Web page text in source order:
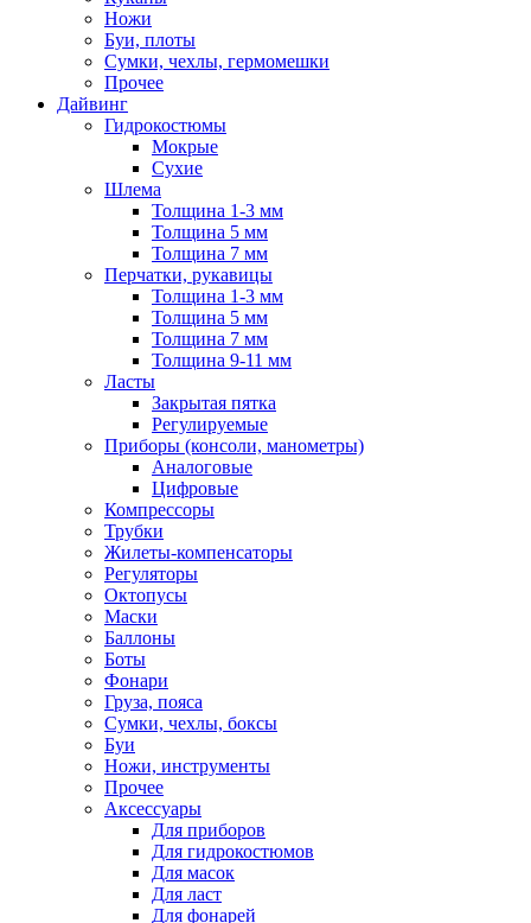
Ножи
Буи, плоты
Сумки, чехлы, гермомешки
Прочее
Дайвинг
Гидрокостюмы
Мокрые
Сухие
Шлема
Толщина 1-3 мм
Толщина 5 мм
Толщина 7 мм
Перчатки, рукавицы
Толщина 1-3 мм
Толщина 5 мм
Толщина 7 мм
Толщина 9-11 мм
Ласты
Закрытая пятка
Регулируемые
Приборы (консоли, манометры)
Аналоговые
Цифровые
Компрессоры
Трубки
Жилеты-компенсаторы
Регуляторы
Октопусы
Маски
Баллоны
Боты
Фонари
Груза, пояса
Сумки, чехлы, боксы
Буи
Ножи, инструменты
Прочее
Аксессуары
Для приборов
Для гидрокостюмов
Для масок
Для ласт
Для фонарей